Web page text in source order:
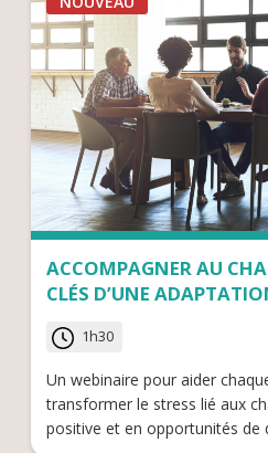
ACCOMPAGNER AU
CLÉS D’UNE
1h30
Un webinaire pour aider
transformer le stress lié aux
positive et en opportunités de